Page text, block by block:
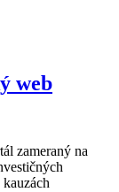
web
zameraný na